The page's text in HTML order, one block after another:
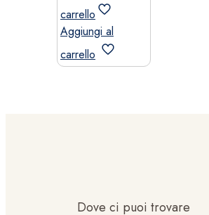
carrello
Aggiungi al
carrello
Dove ci puoi trovare